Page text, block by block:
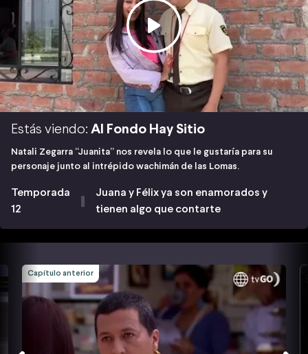
Estás viendo: Al Fondo Hay Sitio
Natali Zegarra “Juanita” nos revela lo que le gustaría para su
personaje junto al intrépido wachimán de las Lomas.
Temporada
12
Juana y Félix ya son enamorados y
tienen algo que contarte
Capítulo anterior